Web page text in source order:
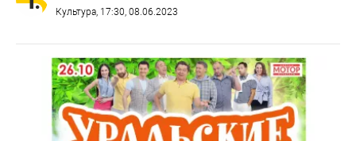
Культура, 17:30, 08.06.2023